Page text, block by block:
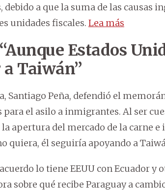
a que la suma de las causas
unidades fiscales. Lea más
Estados
Taiwán”
Santiago Peña, defendió el
el asilo a inmigrantes. Al ser
apertura del mercado de la carne
quiera, él seguiría apoyando a
lo tiene EEUU con Ecuador y
sobre qué recibe Paraguay a